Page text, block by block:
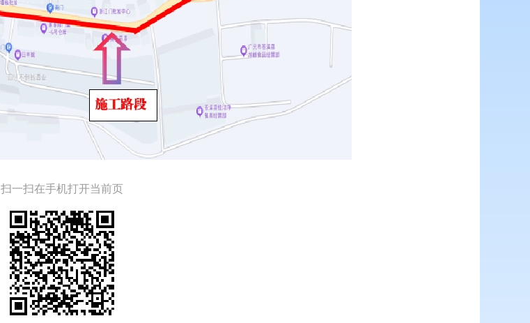
扫一扫在手机打开当前页